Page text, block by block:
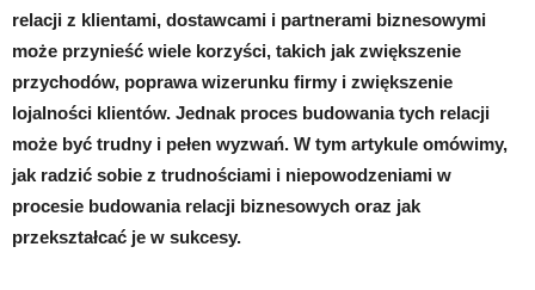
relacji z klientami, dostawcami i partnerami biznesowymi
może przynieść wiele korzyści, takich jak zwiększenie
przychodów, poprawa wizerunku firmy i zwiększenie
lojalności klientów. Jednak proces budowania tych relacji
może być trudny i pełen wyzwań. W tym artykule omówimy,
jak radzić sobie z trudnościami i niepowodzeniami w
procesie budowania relacji biznesowych oraz jak
przekształcać je w sukcesy.